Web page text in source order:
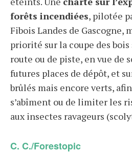
forêts incendiées, pilotée
Fibois Landes de Gascogne,
priorité sur la coupe des
route ou de piste, en vue de
futures places de dépôt, et
brûlés mais encore verts,
s’abîment ou de limiter les
aux insectes ravageurs
C. C./Forestopic